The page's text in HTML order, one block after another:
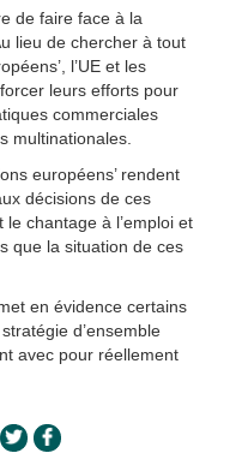
de faire face à la
lieu de chercher à tout
l’UE et les
leurs efforts pour
commerciales
multinationales.
européens’ rendent
décisions de ces
chantage à l’emploi et
que la situation de ces
en évidence certains
d’ensemble
avec pour réellement